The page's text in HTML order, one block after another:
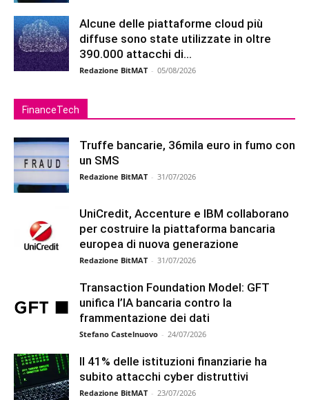
Alcune delle piattaforme cloud più
diffuse sono state utilizzate in oltre
390.000 attacchi di...
Redazione BitMAT - 05/08/2026
FinanceTech
Truffe bancarie, 36mila euro in fumo con
un SMS
Redazione BitMAT - 31/07/2026
UniCredit, Accenture e IBM collaborano
per costruire la piattaforma bancaria
europea di nuova generazione
Redazione BitMAT - 31/07/2026
Transaction Foundation Model: GFT
unifica l’IA bancaria contro la
frammentazione dei dati
Stefano Castelnuovo - 24/07/2026
Il 41% delle istituzioni finanziarie ha
subito attacchi cyber distruttivi
Redazione BitMAT - 23/07/2026